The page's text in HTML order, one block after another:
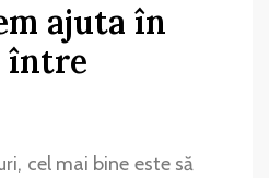
ajuta în
între
cel mai bine este să